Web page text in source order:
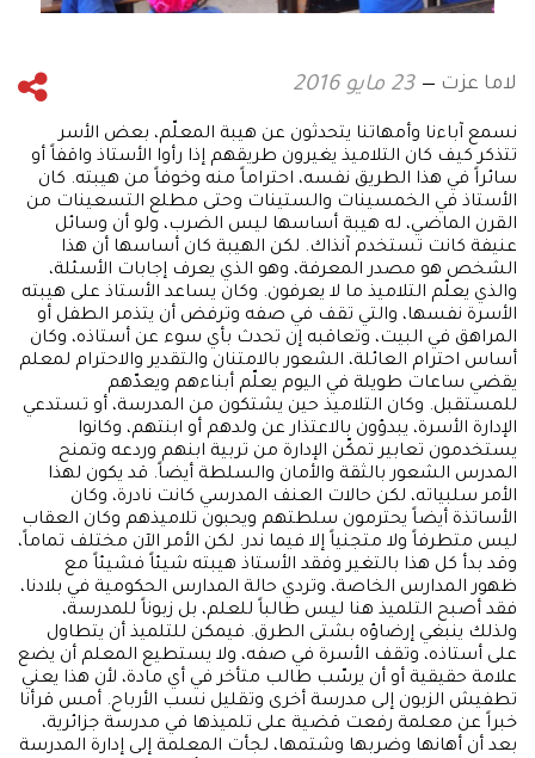
لاما عزت 23 مايو 2016
نسمع آباءنا وأمهاتنا يتحدثون عن هيبة المعلّم، بعض الأسر
تتذكر كيف كان التلاميذ يغيرون طريقهم إذا رأوا الأستاذ واقفاً أو
سائراً في هذا الطريق نفسه، احتراماً منه وخوفاً من هيبته. كان
الأستاذ في الخمسينات والستينات وحتى مطلع التسعينات من
القرن الماضي، له هيبة أساسها ليس الضرب، ولو أن وسائل
عنيفة كانت تستخدم آنذاك. لكن الهيبة كان أساسها أن هذا
الشخص هو مصدر المعرفة، وهو الذي يعرف إجابات الأسئلة،
والذي يعلّم التلاميذ ما لا يعرفون. وكان يساعد الأستاذ على هيبته
الأسرة نفسها، والتي تقف في صفه وترفض أن يتذمر الطفل أو
المراهق في البيت، وتعاقبه إن تحدث بأي سوء عن أستاذه، وكان
أساس احترام العائلة، الشعور بالامتنان والتقدير والاحترام لمعلم
يقضي ساعات طويلة في اليوم يعلّم أبناءهم ويعدّهم
للمستقبل. وكان التلاميذ حين يشتكون من المدرسة، أو تستدعي
الإدارة الأسرة، يبدؤون بالاعتذار عن ولدهم أو ابنتهم، وكانوا
يستخدمون تعابير تمكّن الإدارة من تربية ابنهم وردعه وتمنح
المدرس الشعور بالثقة والأمان والسلطة أيضاً. قد يكون لهذا
الأمر سلبياته، لكن حالات العنف المدرسي كانت نادرة، وكان
الأساتذة أيضاً يحترمون سلطتهم ويحبون تلاميذهم وكان العقاب
ليس متطرفاً ولا متجنياً إلا فيما ندر. لكن الأمر الآن مختلف تماماً،
وقد بدأ كل هذا بالتغير وفقد الأستاذ هيبته شيئاً فشيئاً مع
ظهور المدارس الخاصة، وتردي حالة المدارس الحكومية في بلادنا،
فقد أصبح التلميذ هنا ليس طالباً للعلم، بل زبوناً للمدرسة،
ولذلك ينبغي إرضاؤه بشتى الطرق. فيمكن للتلميذ أن يتطاول
على أستاذه، وتقف الأسرة في صفه، ولا يستطيع المعلم أن يضع
علامة حقيقية أو أن يرسّب طالب متأخر في أي مادة، لأن هذا يعني
تطفيش الزبون إلى مدرسة أخرى وتقليل نسب الأرباح. أمس قرأنا
خبراً عن معلمة رفعت قضية على تلميذها في مدرسة جزائرية،
بعد أن أهانها وضربها وشتمها، لجأت المعلمة إلى إدارة المدرسة